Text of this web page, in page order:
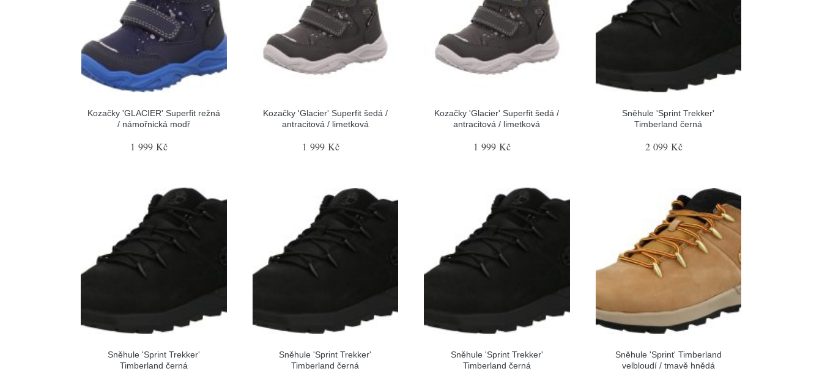
Kozačky 'GLACIER' Superfit režná
/ námořnická modř
1 999 Kč
Kozačky 'Glacier' Superfit šedá /
antracitová / limetková
1 999 Kč
Kozačky 'Glacier' Superfit šedá /
antracitová / limetková
1 999 Kč
Sněhule 'Sprint Trekker'
Timberland černá
2 099 Kč
Sněhule 'Sprint Trekker'
Timberland černá
Sněhule 'Sprint Trekker'
Timberland černá
Sněhule 'Sprint Trekker'
Timberland černá
Sněhule 'Sprint' Timberland
velbloudí / tmavě hnědá